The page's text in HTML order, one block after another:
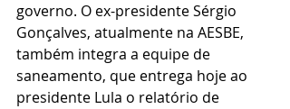
governo. O ex-presidente Sérgio
Gonçalves, atualmente na AESBE,
também integra a equipe de
saneamento, que entrega hoje ao
presidente Lula o relatório de